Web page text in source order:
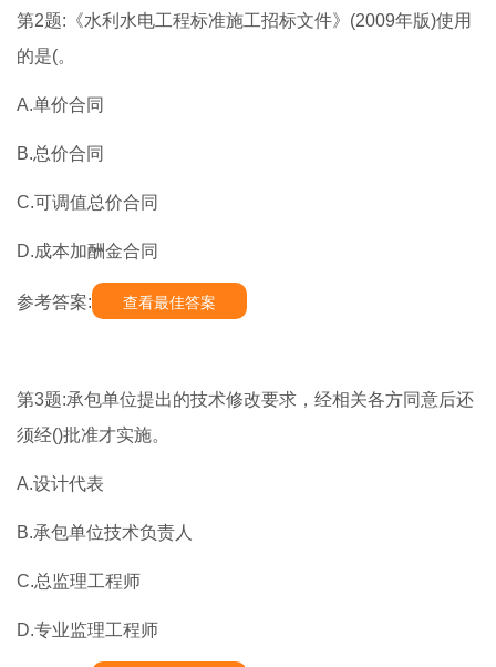
第2题:《水利水电工程标准施工招标文件》(2009年版)使用
的是(。
A.单价合同
B.总价合同
C.可调值总价合同
D.成本加酬金合同
参考答案: 查看最佳答案
第3题:承包单位提出的技术修改要求，经相关各方同意后还
须经()批准才实施。
A.设计代表
B.承包单位技术负责人
C.总监理工程师
D.专业监理工程师